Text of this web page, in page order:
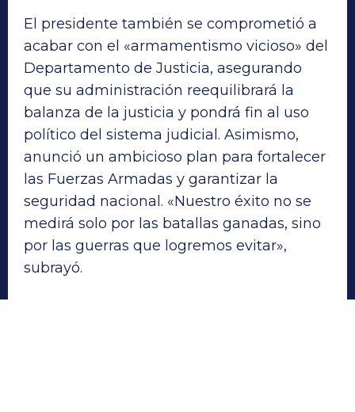
El presidente también se comprometió a
acabar con el «armamentismo vicioso» del
Departamento de Justicia, asegurando
que su administración reequilibrará la
balanza de la justicia y pondrá fin al uso
político del sistema judicial. Asimismo,
anunció un ambicioso plan para fortalecer
las Fuerzas Armadas y garantizar la
seguridad nacional. «Nuestro éxito no se
medirá solo por las batallas ganadas, sino
por las guerras que logremos evitar»,
subrayó.